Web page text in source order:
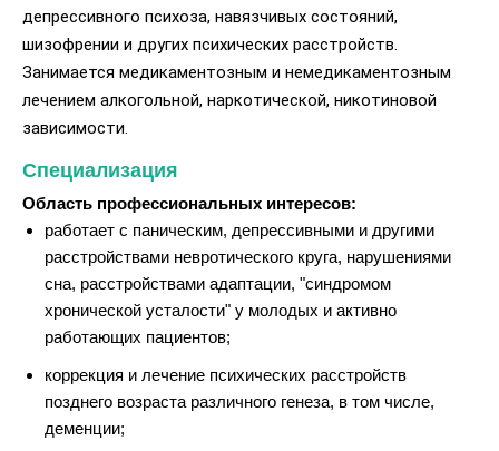
депрессивного психоза, навязчивых состояний,
шизофрении и других психических расстройств.
Занимается медикаментозным и немедикаментозным
лечением алкогольной, наркотической, никотиновой
зависимости.
Специализация
Область профессиональных интересов:
работает с паническим, депрессивными и другими
расстройствами невротического круга, нарушениями
сна, расстройствами адаптации, "синдромом
хронической усталости" у молодых и активно
работающих пациентов;
коррекция и лечение психических расстройств
позднего возраста различного генеза, в том числе,
деменции;